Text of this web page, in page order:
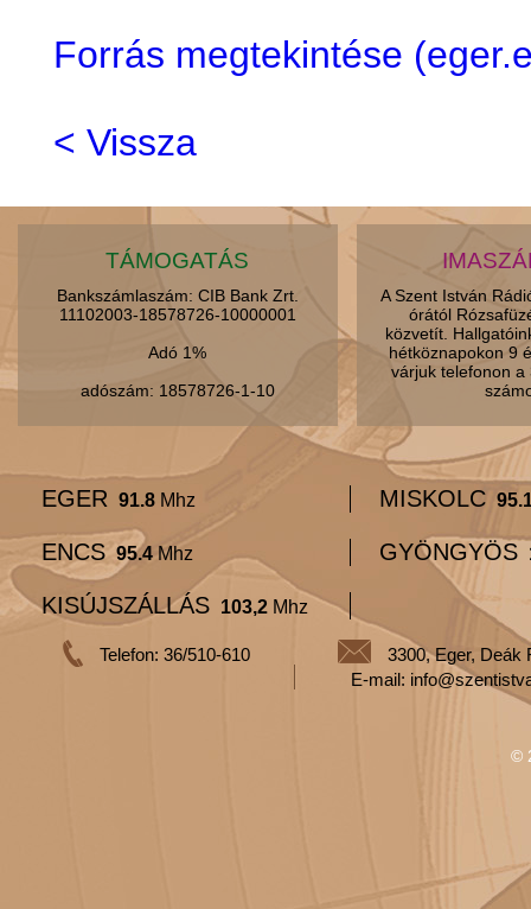
Forrás megtekintése
< Vissza
TÁMOGATÁS
Bankszámlaszám: CIB Bank Zrt.
11102003-18578726-10000001
Adó 1%
adószám: 18578726-1-10
A Szent István
órától
közvetít.
hétköznapokon 9
várjuk telefonon
EGER 91.8 Mhz MISKOLC
ENCS 95.4 Mhz GYÖNGYÖS
KISÚJSZÁLLÁS 103,2 Mhz
Telefon: 36/510-610
3300, Eger, Deák
E-mail:
©